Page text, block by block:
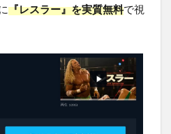
『レスラー』を実質無料で視